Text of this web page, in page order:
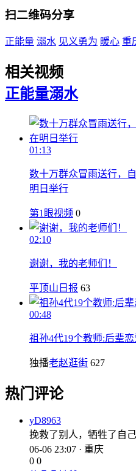
扫二维码分享
正能量 溺水 见义勇为 暖心 重
相关视频
正能量溺水
01:13
数十万群众冒雨送行，
明日举行
第1眼视频 0
02:10
谢谢，我的老师们！
平顶山日报 63
00:48
祖孙4代19个教师:后辈
独播老赵逛街 627
热门评论
yD8963
挽救了别人，牺牲了自己
06-06 23:07 · 重庆
0 0